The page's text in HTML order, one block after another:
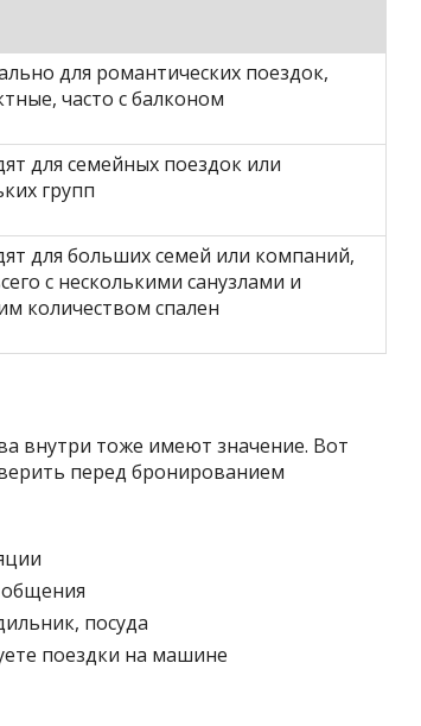
для романтических поездок,
часто с балконом
для семейных поездок или
групп
для больших семей или компаний,
с несколькими санузлами и
количеством спален
внутри тоже имеют значение. Вот
перед бронированием
посуда
поездки на машине